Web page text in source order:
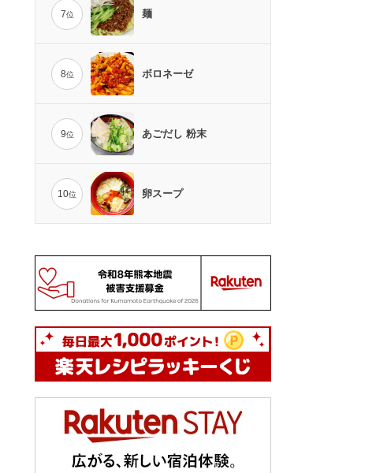
7位 麺
8位 ボロネーゼ
9位 あごだし 粉末
10位 卵スープ